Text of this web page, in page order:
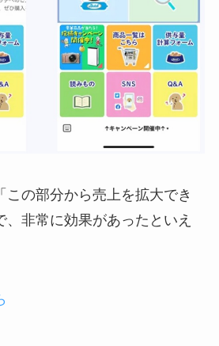
この部分から売上を拡大でき
、非常に効果があったといえ